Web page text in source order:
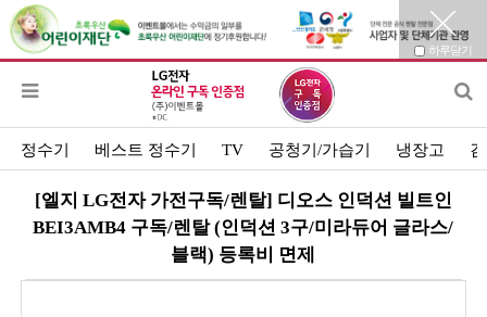
하루닫기
정수기 베스트 정수기 TV 공청기/가습기 냉장고
[엘지 LG전자 가전구독/렌탈] 디오스 인덕션 빌트인
BEI3AMB4 구독/렌탈 (인덕션 3구/미라듀어 글라스/
블랙) 등록비 면제